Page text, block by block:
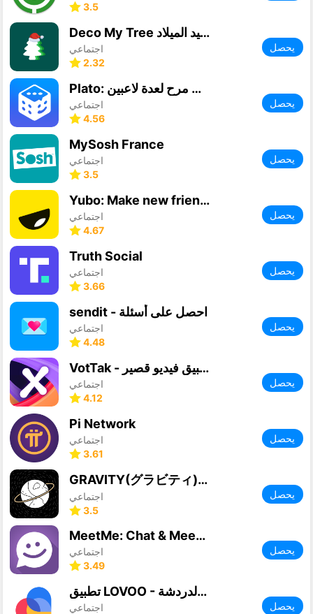
3.5
Deco My Tree رسائل عيد الميلاد
اجتماعي
2.32
يحصل
Plato: ألعاب مرح لعدة لاعبين
اجتماعي
4.56
يحصل
MySosh France
اجتماعي
3.5
يحصل
Yubo: Make new friends
اجتماعي
4.67
يحصل
Truth Social
اجتماعي
3.66
يحصل
sendit - احصل على أسئلة
اجتماعي
4.48
يحصل
VotTak - تطبيق فيديو قصير
اجتماعي
4.12
يحصل
Pi Network
اجتماعي
3.61
يحصل
GRAVITY(グラビティ)やさしいSNS-暇つぶしチャット
اجتماعي
3.5
يحصل
MeetMe: Chat & Meet New People
اجتماعي
3.49
يحصل
تطبيق LOVOO - التعارف والدردشة
اجتماعي
يحصل